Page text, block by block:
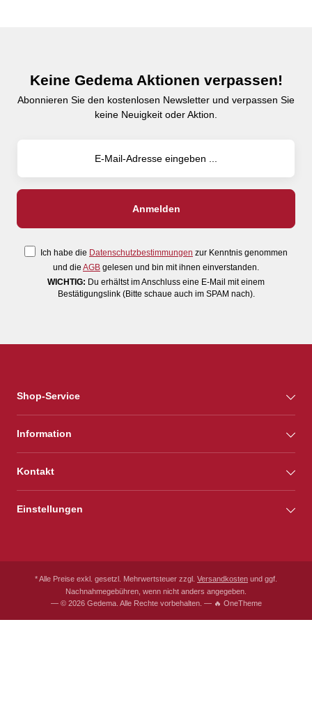
Keine Gedema Aktionen verpassen!
Abonnieren Sie den kostenlosen Newsletter und verpassen Sie
keine Neuigkeit oder Aktion.
Ich habe die Datenschutzbestimmungen zur Kenntnis genommen
und die AGB gelesen und bin mit ihnen einverstanden.
WICHTIG: Du erhältst im Anschluss eine E-Mail mit einem
Bestätigungslink (Bitte schaue auch im SPAM nach).
Shop-Service
Information
Kontakt
Einstellungen
* Alle Preise exkl. gesetzl. Mehrwertsteuer zzgl. Versandkosten und ggf.
Nachnahmegebühren, wenn nicht anders angegeben.
— © 2026 Gedema. Alle Rechte vorbehalten. — 🔥 OneTheme